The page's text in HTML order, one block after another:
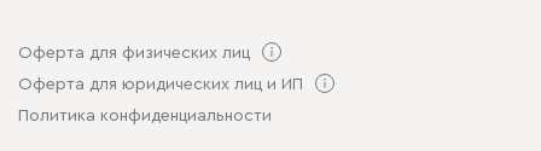
Оферта для физических лиц
Оферта для юридических лиц и ИП
Политика конфиденциальности